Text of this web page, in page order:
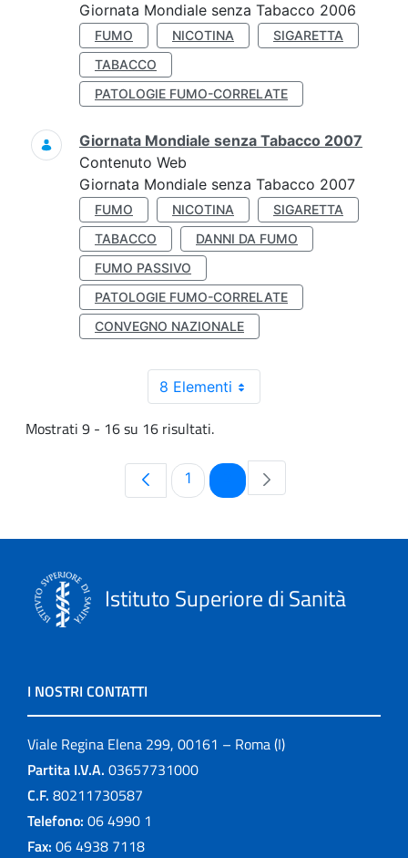
Giornata Mondiale senza Tabacco 2006
FUMO NICOTINA
SIGARETTA
TABACCO
PATOLOGIE FUMO-CORRELATE
Giornata Mondiale senza Tabacco 2007
Contenuto Web
Giornata Mondiale senza Tabacco 2007
FUMO NICOTINA
SIGARETTA
TABACCO
DANNI DA FUMO
FUMO PASSIVO
PATOLOGIE FUMO-CORRELATE
CONVEGNO NAZIONALE
8 Elementi
Mostrati 9 - 16 su 16 risultati.
Pagina
1 Pagina
Istituto Superiore di Sanità
I NOSTRI CONTATTI
Viale Regina Elena 299, 00161 – Roma (I)
Partita I.V.A. 03657731000
C.F. 80211730587
Telefono: 06 4990 1
Fax: 06 4938 7118